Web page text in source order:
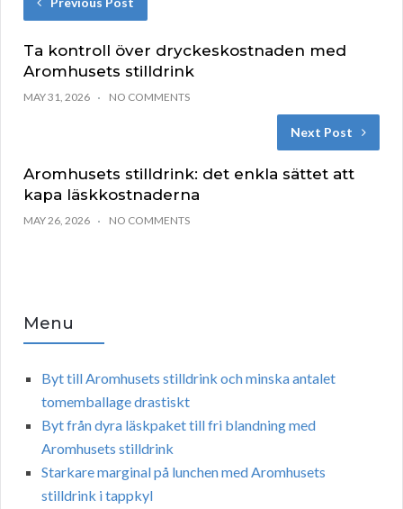
Ta kontroll över dryckeskostnaden med
Aromhusets stilldrink
MAY 31, 2026 NO COMMENTS
Next Post
Aromhusets stilldrink: det enkla sättet att
kapa läskkostnaderna
MAY 26, 2026 NO COMMENTS
Menu
Byt till Aromhusets stilldrink och minska antalet
tomemballage drastiskt
Byt från dyra läskpaket till fri blandning med
Aromhusets stilldrink
Starkare marginal på lunchen med Aromhusets
stilldrink i tappkyl